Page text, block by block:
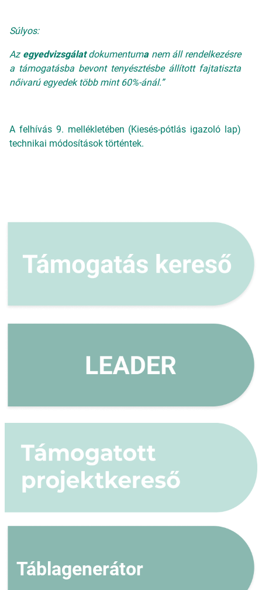
Súlyos:
Az egyedvizsgálatdokumentumanem áll rendelkezésre
a támogatásba bevont tenyésztésbe állított fajtatiszta
nőivarú egyedek több mint 60%-ánál.”
A felhívás 9. mellékletében (Kiesés-pótlás igazoló lap)
technikai módosítások történtek.
Táblagenerátor